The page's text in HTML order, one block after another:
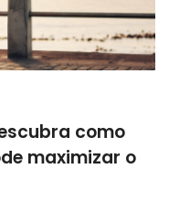
como
maximizar o